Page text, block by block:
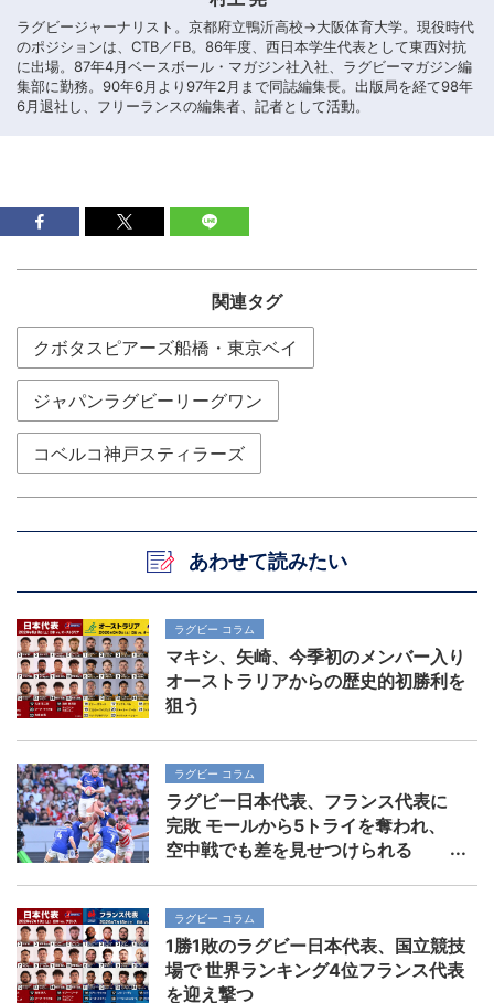
ラグビージャーナリスト。京都府立鴨沂高校→大阪体育大学。現役時代
のポジションは、CTB／FB。86年度、西日本学生代表として東西対抗
に出場。87年4月ベースボール・マガジン社入社、ラグビーマガジン編
集部に勤務。90年6月より97年2月まで同誌編集長。出版局を経て98年
6月退社し、フリーランスの編集者、記者として活動。
関連タグ
クボタスピアーズ船橋・東京ベイ
ジャパンラグビーリーグワン
コベルコ神戸スティラーズ
あわせて読みたい
ラグビー コラム
マキシ、矢崎、今季初のメンバー入り
オーストラリアからの歴史的初勝利を
狙う
ラグビー コラム
ラグビー日本代表、フランス代表に
完敗 モールから5トライを奪われ、
空中戦でも差を見せつけられる
ラグビー コラム
1勝1敗のラグビー日本代表、国立競技
場で 世界ランキング4位フランス代表
を迎え撃つ